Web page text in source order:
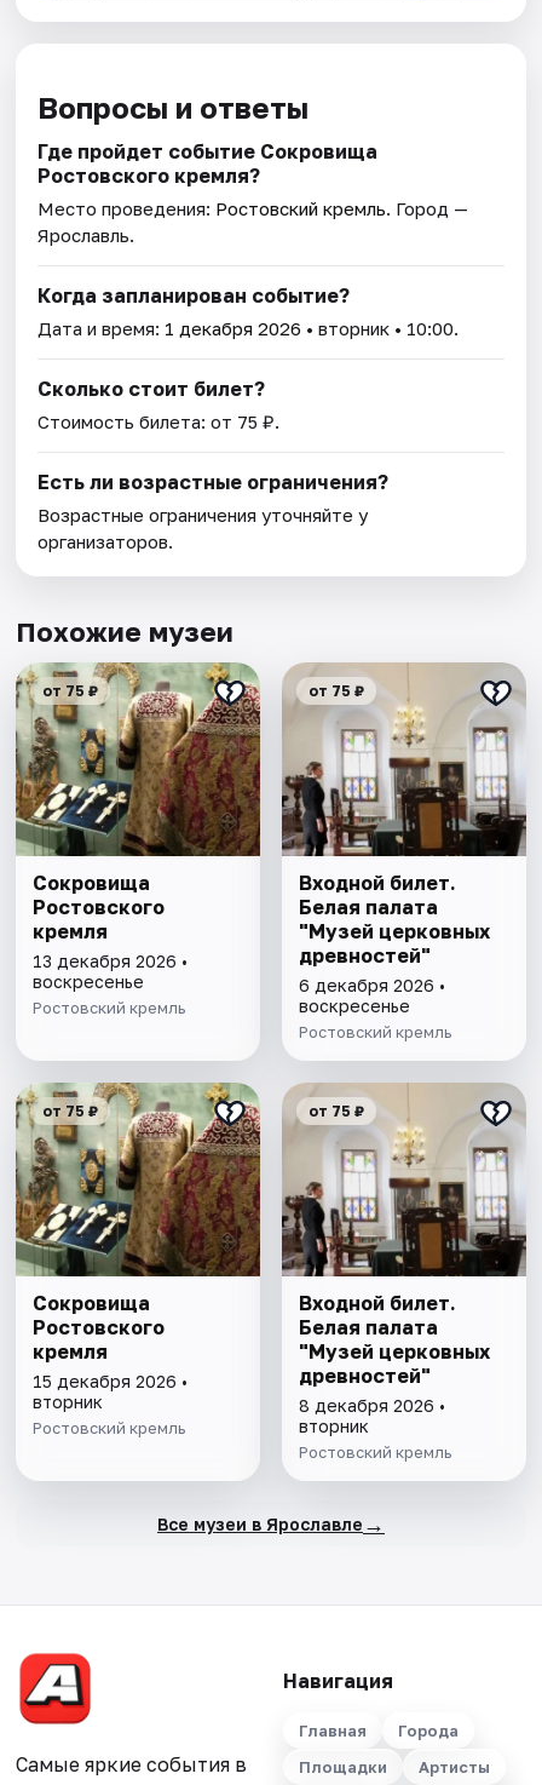
Вопросы и ответы
Где пройдет событие Сокровища
Ростовского кремля?
Место проведения: Ростовский кремль. Город —
Ярославль.
Когда запланирован событие?
Дата и время: 1 декабря 2026 • вторник • 10:00.
Сколько стоит билет?
Стоимость билета: от 75 ₽.
Есть ли возрастные ограничения?
Возрастные ограничения уточняйте у
организаторов.
Похожие музеи
от 75 ₽
Сокровища
Ростовского
кремля
13 декабря 2026 •
воскресенье
Ростовский кремль
от 75 ₽
Входной билет.
Белая палата
"Музей церковных
древностей"
6 декабря 2026 •
воскресенье
Ростовский кремль
от 75 ₽
Сокровища
Ростовского
кремля
15 декабря 2026 •
вторник
Ростовский кремль
от 75 ₽
Входной билет.
Белая палата
"Музей церковных
древностей"
8 декабря 2026 •
вторник
Ростовский кремль
Все музеи в Ярославле →
Самые яркие события в
Навигация
Главная
Города
Площадки
Артисты